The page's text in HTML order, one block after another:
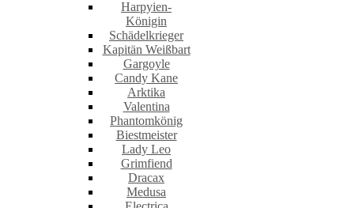
Harpyien-
Königin
Schädelkrieger
Kapitän Weißbart
Gargoyle
Candy Kane
Arktika
Valentina
Phantomkönig
Biestmeister
Lady Leo
Grimfiend
Dracax
Medusa